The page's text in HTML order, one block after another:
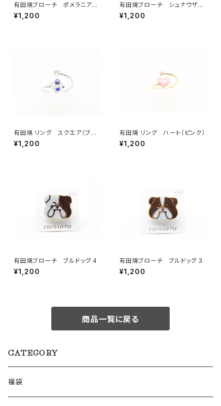
有田焼ブローチ ポメラニアン
（ベージュ×ゴールド）
¥1,200
有田焼ブローチ シュナウザー
（ブラック×ベージュ×ゴールド）
¥1,200
有田焼 リング スクエア（ブル
ー）
¥1,200
有田焼 リング ハート（ピンク）
¥1,200
有田焼ブローチ ブルドッグ 4
¥1,200
有田焼ブローチ ブルドッグ 3
¥1,200
商品一覧に戻る
CATEGORY
福袋